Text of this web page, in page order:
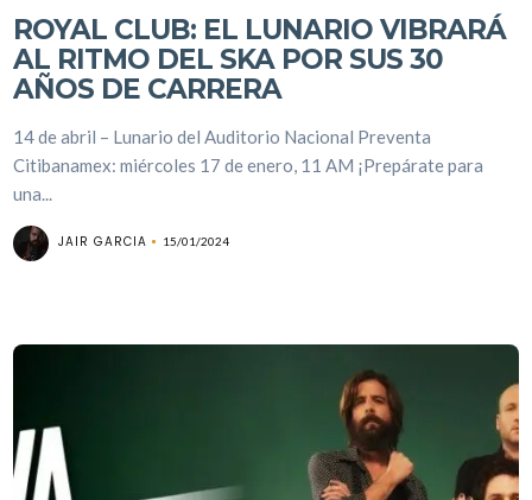
ROYAL CLUB: EL LUNARIO VIBRARÁ
AL RITMO DEL SKA POR SUS 30
AÑOS DE CARRERA
14 de abril – Lunario del Auditorio Nacional Preventa
Citibanamex: miércoles 17 de enero, 11 AM ¡Prepárate para
una...
JAIR GARCIA 15/01/2024